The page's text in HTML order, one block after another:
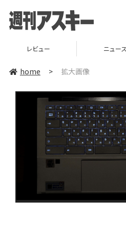
レビュー ニュース
home > 拡大画像